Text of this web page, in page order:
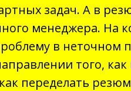
задач. А в
менеджера. На
в неточном
того,
переделать